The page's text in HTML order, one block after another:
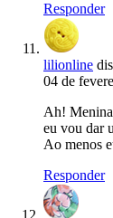
Responder
lilionline
04 de
Ah!
eu vou dar
Ao menos
Responder